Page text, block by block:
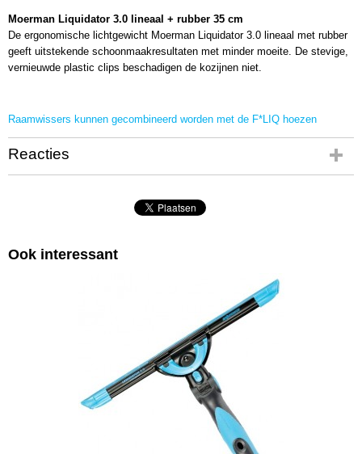
Moerman Liquidator 3.0 lineaal + rubber 35 cm
De ergonomische lichtgewicht Moerman Liquidator 3.0 lineaal met rubber
geeft uitstekende schoonmaakresultaten met minder moeite. De stevige,
vernieuwde plastic clips beschadigen de kozijnen niet.
Raamwissers kunnen gecombineerd worden met de F*LIQ hoezen
Reacties
Ook interessant